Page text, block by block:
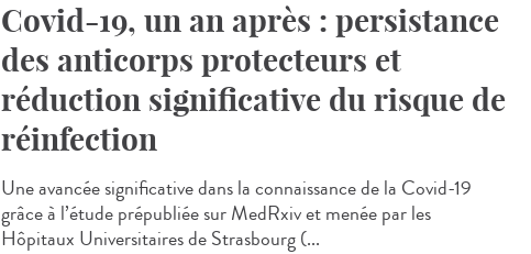
Covid-19, un an après : persistance
des anticorps protecteurs et
réduction significative du risque de
réinfection
Une avancée significative dans la connaissance de la Covid-19
grâce à l’étude prépubliée sur MedRxiv et menée par les
Hôpitaux Universitaires de Strasbourg (...